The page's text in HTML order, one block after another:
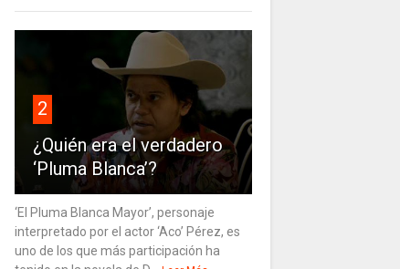
2
¿Quién era el verdadero
‘Pluma Blanca’?
‘El Pluma Blanca Mayor’, personaje
interpretado por el actor ‘Aco’ Pérez, es
uno de los que más participación ha